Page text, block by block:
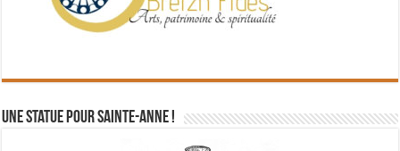
Une statue pour Sainte-Anne !